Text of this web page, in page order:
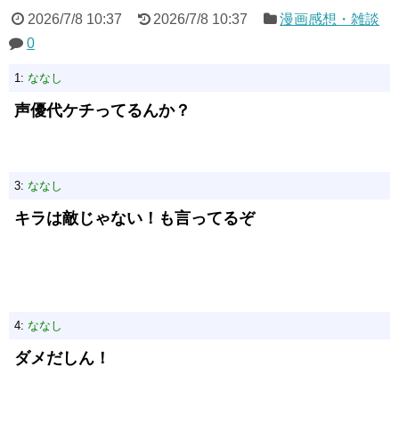
2026/7/8 10:37 2026/7/8 10:37
漫画感想・雑談
0
1: ななし
声優代ケチってるんか？
3: ななし
キラは敵じゃない！も言ってるぞ
4: ななし
ダメだしん！